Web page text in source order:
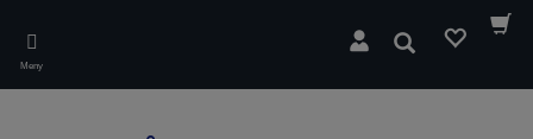
main
content
Meny
Søk